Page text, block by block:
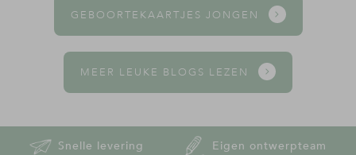
GEBOORTEKAARTJES JONGEN
MEER LEUKE BLOGS LEZEN
Snelle levering Eigen ontwerpteam